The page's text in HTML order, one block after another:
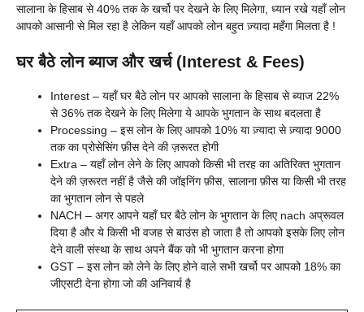
सालाना के हिसाब से 40% तक के खर्चो पर देखने के लिए मिलेगा, ध्यान रखे यहाँ लोन
आपको आसानी से मिल रहा है लेकिन यहाँ आपको लोन बहुत ज़्यादा महँगा मिलता है !
घर बैठे लोन ब्याज और खर्च (Interest & Fees)
Interest – यहाँ घर बैठे लोन पर आपको सालाना के हिसाब से ब्याज 22%
से 36% तक देखने के लिए मिलेगा ये आपके भुगतान के साथ बदलता है
Processing – इस लोन के लिए आपको 10% या ज़्यादा से ज़्यादा 9000
तक का प्रोसेसिंग फ़ीस देने की ज़रूरत होगी
Extra – यहाँ लोन लेने के लिए आपको किसी भी तरह का अतिरिक्त भुगतान
देने की ज़रूरत नहीं है जैसे की जॉइनिंग फ़ीस, सालाना फ़ीस या किसी भी तरह
का भुगतान लोन से पहले
NACH – अगर आपने यहाँ घर बैठे लोन के भुगतान के लिए nach अप्रूवल
दिया है और ये किसी भी वजह से बाउंस हो जाता है तो आपको इसके लिए लोन
देने वाली संस्था के साथ अपने बैंक को भी भुगतान करना होगा
GST – इस लोन को लेने के लिए होने वाले सभी खर्चो पर आपको 18% का
जीएसटी देना होगा जो की अनिवार्य है